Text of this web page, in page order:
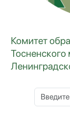
Комитет
Поиск по